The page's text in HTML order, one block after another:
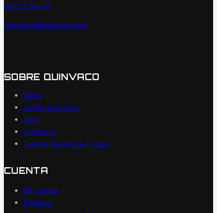
647 15 56 54
quinvaco@outlook.com
SOBRE QUINVACO
Inicio
Sobre Quinvaco
Blog
Contacto
Tienda de pesca y caza
CUENTA
Mi Cuenta
Pedidos